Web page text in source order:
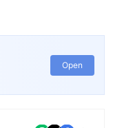
Open